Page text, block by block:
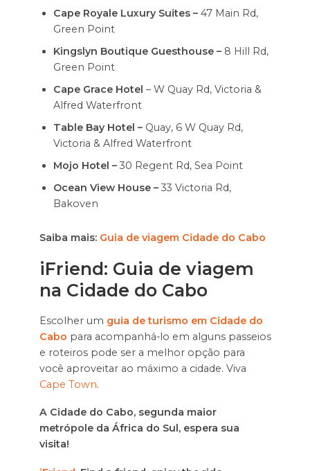
Cape Royale Luxury Suites – 47 Main Rd,
Green Point
Kingslyn Boutique Guesthouse – 8 Hill Rd,
Green Point
Cape Grace Hotel – W Quay Rd, Victoria &
Alfred Waterfront
Table Bay Hotel – Quay, 6 W Quay Rd,
Victoria & Alfred Waterfront
Mojo Hotel –30 Regent Rd, Sea Point
Ocean View House –33 Victoria Rd,
Bakoven
Saiba mais: Guia de viagem Cidade do Cabo
iFriend: Guia de viagem
na Cidade do Cabo
Escolher um guia de turismo em Cidade do
Cabo para acompanhá-lo em alguns passeios
e roteiros pode ser a melhor opção para
você aproveitar ao máximo a cidade. Viva
Cape Town.
A Cidade do Cabo, segunda maior
metrópole da África do Sul, espera sua
visita!